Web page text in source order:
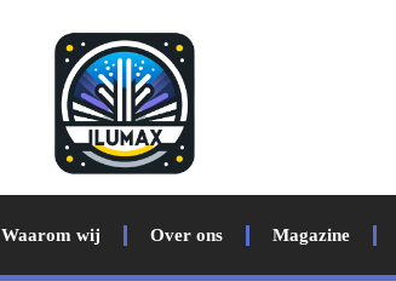
Waarom wij Over ons Magazine